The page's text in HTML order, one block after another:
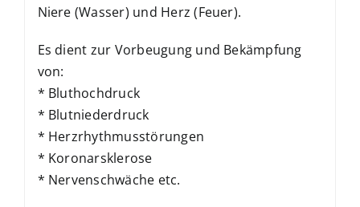
Niere (Wasser) und Herz (Feuer).
Es dient zur Vorbeugung und Bekämpfung
von:
* Bluthochdruck
* Blutniederdruck
* Herzrhythmusstörungen
* Koronarsklerose
* Nervenschwäche etc.